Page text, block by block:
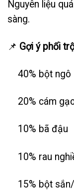
Nguyên liệu
sàng.
📌 Gợi ý phối
40% bột ngô
20% cám
10% bã đậu
10% rau
15% bột